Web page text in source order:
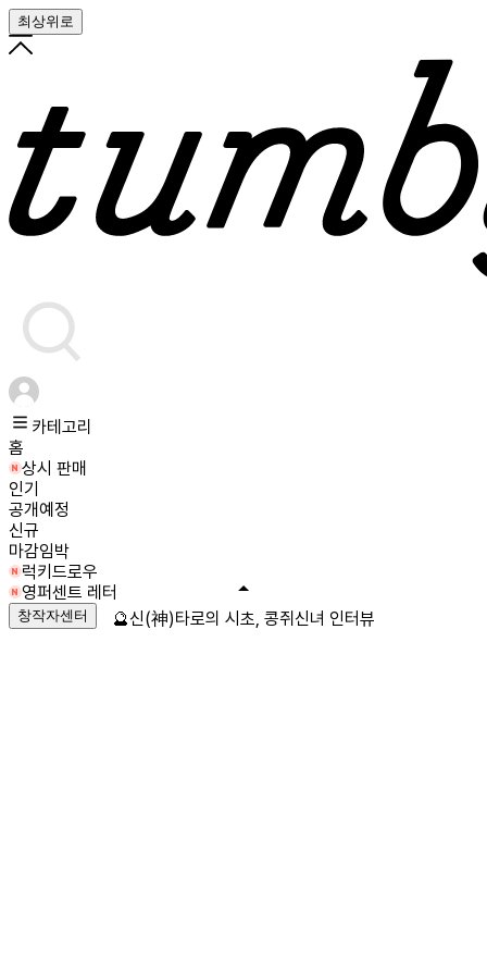
최상위로
카테고리
홈
상시 판매
인기
공개예정
신규
마감임박
럭키드로우
영퍼센트 레터
창작자센터 🔮신(神)타로의 시초, 콩쥐신녀 인터뷰